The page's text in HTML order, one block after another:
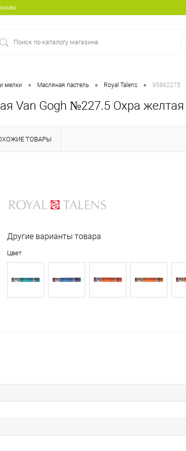
мелки • Масляная пастель • Royal Talens • 95862275
Van Gogh №227.5 Охра желтая
ТОВАРЫ
Другие варианты товара
Цвет